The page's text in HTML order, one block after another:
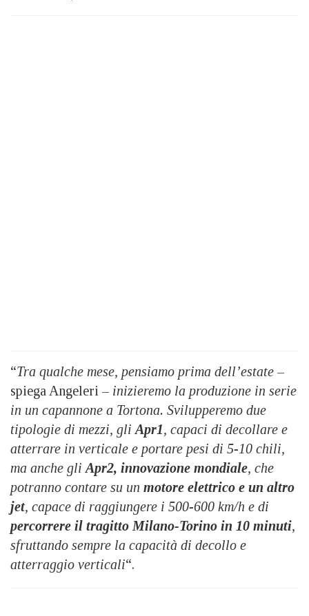
“Tra qualche mese, pensiamo prima dell’estate –
spiega Angeleri – inizieremo la produzione in serie
in un capannone a Tortona. Svilupperemo due
tipologie di mezzi, gli Apr1, capaci di decollare e
atterrare in verticale e portare pesi di 5-10 chili,
ma anche gli Apr2, innovazione mondiale, che
potranno contare su un motore elettrico e un altro
jet, capace di raggiungere i 500-600 km/h e di
percorrere il tragitto Milano-Torino in 10 minuti,
sfruttando sempre la capacità di decollo e
atterraggio verticali“.